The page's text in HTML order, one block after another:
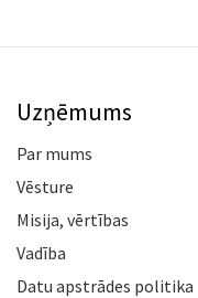
Uzņēmums
Par mums
Vēsture
Misija, vērtības
Vadība
Datu apstrādes politika